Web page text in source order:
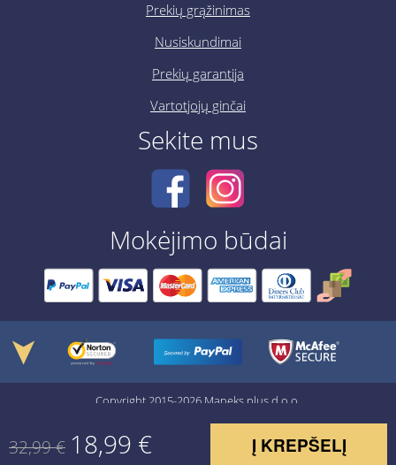
Prekių grąžinimas
Nusiskundimai
Prekių garantija
Vartotjojų ginčai
Sekite mus
Mokėjimo būdai
Copyright 2015-2026 Maneks plus d.o.o.
32,99€ 18,99 € Į KREPŠELĮ
➤